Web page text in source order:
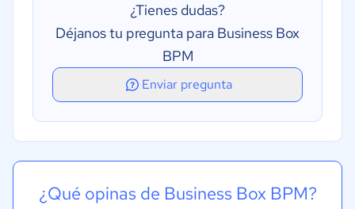
¿Tienes dudas?
Déjanos tu pregunta para Business Box
BPM
Enviar pregunta
¿Qué opinas de Business Box BPM?